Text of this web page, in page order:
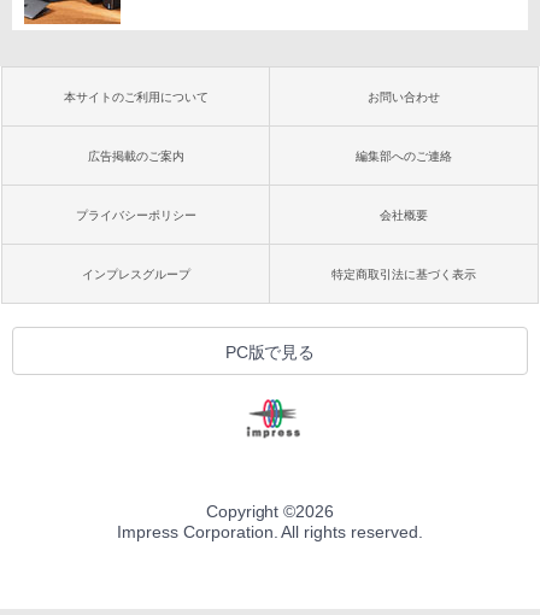
本サイトのご利用について お問い合わせ
広告掲載のご案内 編集部へのご連絡
プライバシーポリシー 会社概要
インプレスグループ 特定商取引法に基づく表示
PC版で見る
Copyright ©2026
Impress Corporation. All rights reserved.